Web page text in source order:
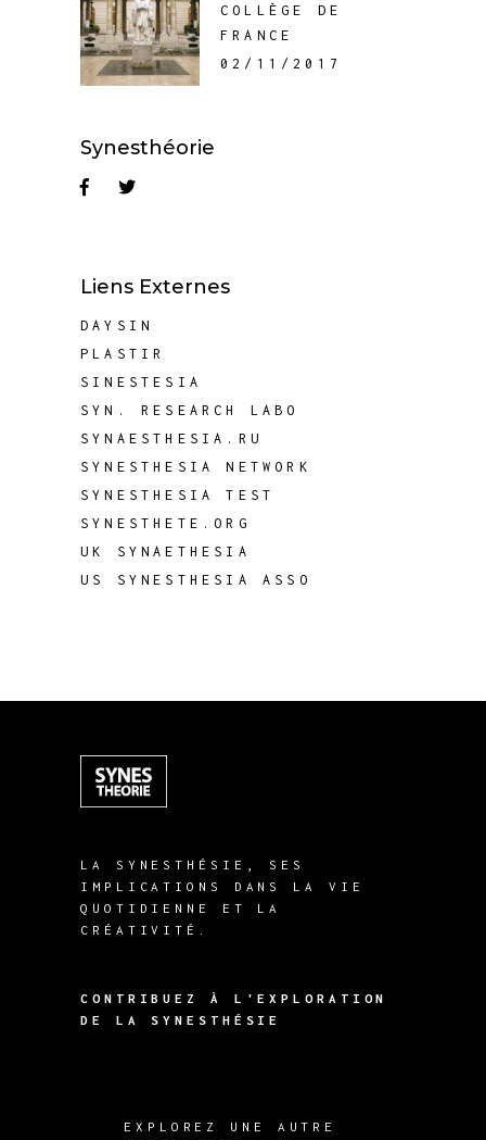
COLLÈGE DE
FRANCE
02/11/2017
Synesthéorie
Liens Externes
DAYSIN
PLASTIR
SINESTESIA
SYN. RESEARCH LABO
SYNAESTHESIA.RU
SYNESTHESIA NETWORK
SYNESTHESIA TEST
SYNESTHETE.ORG
UK SYNAETHESIA
US SYNESTHESIA ASSO
LA SYNESTHÉSIE, SES
IMPLICATIONS DANS LA VIE
QUOTIDIENNE ET LA
CRÉATIVITÉ.
CONTRIBUEZ À L'EXPLORATION
DE LA SYNESTHÉSIE
EXPLOREZ UNE AUTRE